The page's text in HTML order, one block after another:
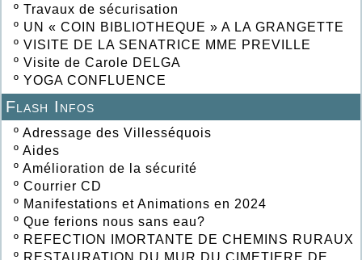
º Travaux de sécurisation
º UN « COIN BIBLIOTHEQUE » A LA GRANGETTE
º VISITE DE LA SENATRICE MME PREVILLE
º Visite de Carole DELGA
º YOGA CONFLUENCE
Flash Infos
º Adressage des Villesséquois
º Aides
º Amélioration de la sécurité
º Courrier CD
º Manifestations et Animations en 2024
º Que ferions nous sans eau?
º REFECTION IMORTANTE DE CHEMINS RURAUX